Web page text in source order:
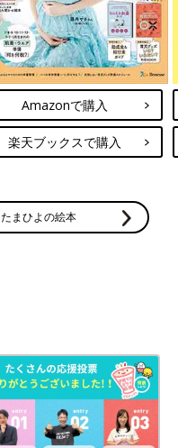
Amazonで購入
楽天ブックスで購入
たまひよの絵本